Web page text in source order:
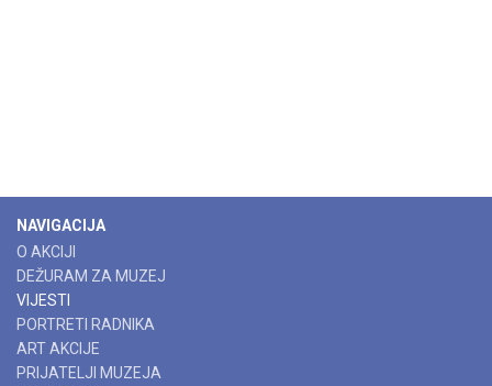
NAVIGACIJA
O AKCIJI
DEŽURAM ZA MUZEJ
VIJESTI
PORTRETI RADNIKA
ART AKCIJE
PRIJATELJI MUZEJA